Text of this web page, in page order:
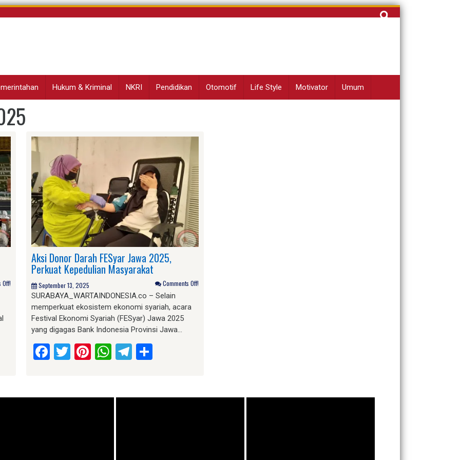
Cari
Hukum & Kriminal NKRI Pendidikan Otomotif Life Style Motivator Umum
Aksi Donor Darah FESyar Jawa 2025,
Perkuat Kepedulian Masyarakat
September 13, 2025 Comments Off!
SURABAYA_WARTAINDONESIA.co – Selain
memperkuat ekosistem ekonomi syariah, acara
Festival Ekonomi Syariah (FESyar) Jawa 2025
yang digagas Bank Indonesia Provinsi Jawa…
Facebook
Twitter
Pinterest
WhatsApp
Telegram
Share